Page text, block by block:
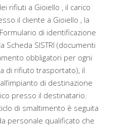
rifiuti a Gioiello , il carico
il cliente a Gioiello , la
di identificazione
Scheda SISTRI (documenti
obbligatori per ogni
di rifiuto trasportato), il
di destinazione
presso il destinatario.
di smaltimento è seguita
personale qualificato che